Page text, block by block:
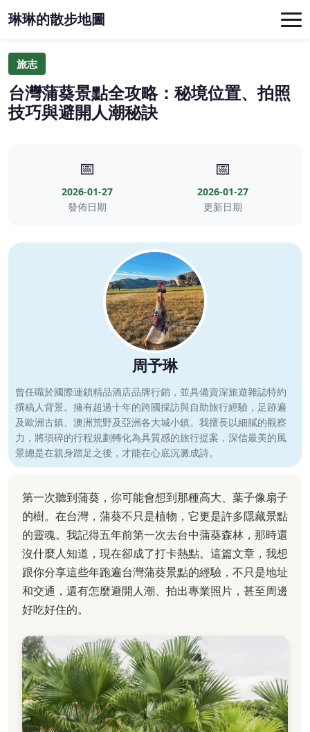
琳琳的散步地圖
旅志
台灣蒲葵景點全攻略：秘境位置、拍照
技巧與避開人潮秘訣
📅
2026-01-27
發佈日期
📅
2026-01-27
更新日期
周予琳
曾任職於國際連鎖精品酒店品牌行銷，並具備資深旅遊雜誌特約
撰稿人背景。擁有超過十年的跨國採訪與自助旅行經驗，足跡遍
及歐洲古鎮、澳洲荒野及亞洲各大城小鎮。我擅長以細膩的觀察
力，將瑣碎的行程規劃轉化為具質感的旅行提案，深信最美的風
景總是在親身踏足之後，才能在心底沉澱成詩。
第一次聽到蒲葵，你可能會想到那種高大、葉子像扇子
的樹。在台灣，蒲葵不只是植物，它更是許多隱藏景點
的靈魂。我記得五年前第一次去台中蒲葵森林，那時還
沒什麼人知道，現在卻成了打卡熱點。這篇文章，我想
跟你分享這些年跑遍台灣蒲葵景點的經驗，不只是地址
和交通，還有怎麼避開人潮、拍出專業照片，甚至周邊
好吃好住的。